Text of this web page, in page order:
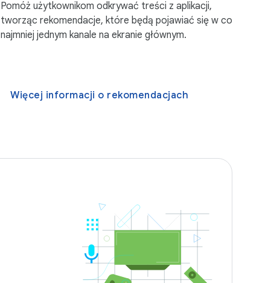
Pomóż użytkownikom odkrywać treści z aplikacji,
tworząc rekomendacje, które będą pojawiać się w co
najmniej jednym kanale na ekranie głównym.
Więcej informacji o rekomendacjach